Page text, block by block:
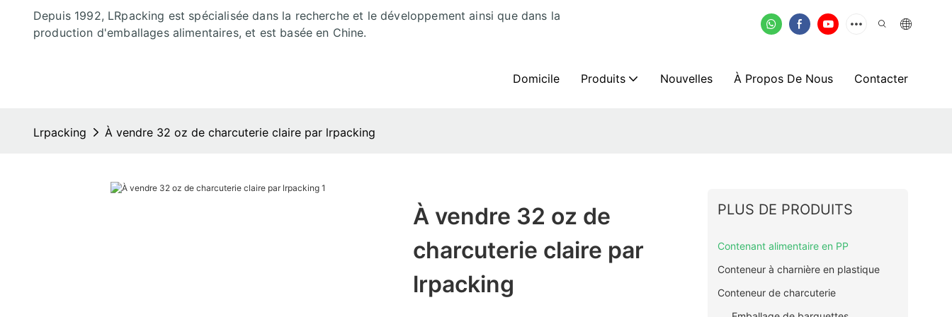
Depuis 1992, LRpacking est spécialisée dans la recherche et le développement ainsi que dans la
production d'emballages alimentaires, et est basée en Chine.
Domicile Produits Nouvelles À Propos De Nous Contacter
Lrpacking À vendre 32 oz de charcuterie claire par lrpacking
À vendre 32 oz de
charcuterie claire par
lrpacking
PLUS DE PRODUITS
Contenant alimentaire en PP
Conteneur à charnière en plastique
Conteneur de charcuterie